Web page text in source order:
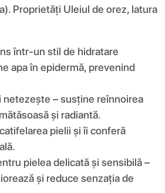
Proprietăți Uleiul de orez, latura
într-un stil de hidratare
apa în epidermă, prevenind
netezește – susține reînnoirea
și radiantă.
pielii și îi conferă
pielea delicată și sensibilă –
și reduce senzația de